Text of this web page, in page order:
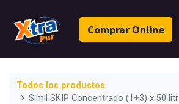
Comprar Online
Todos los productos
Simil SKIP Concentrado (1+3) x 50